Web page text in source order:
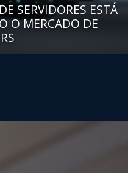
SERVIDORES ESTÁ
O MERCADO DE